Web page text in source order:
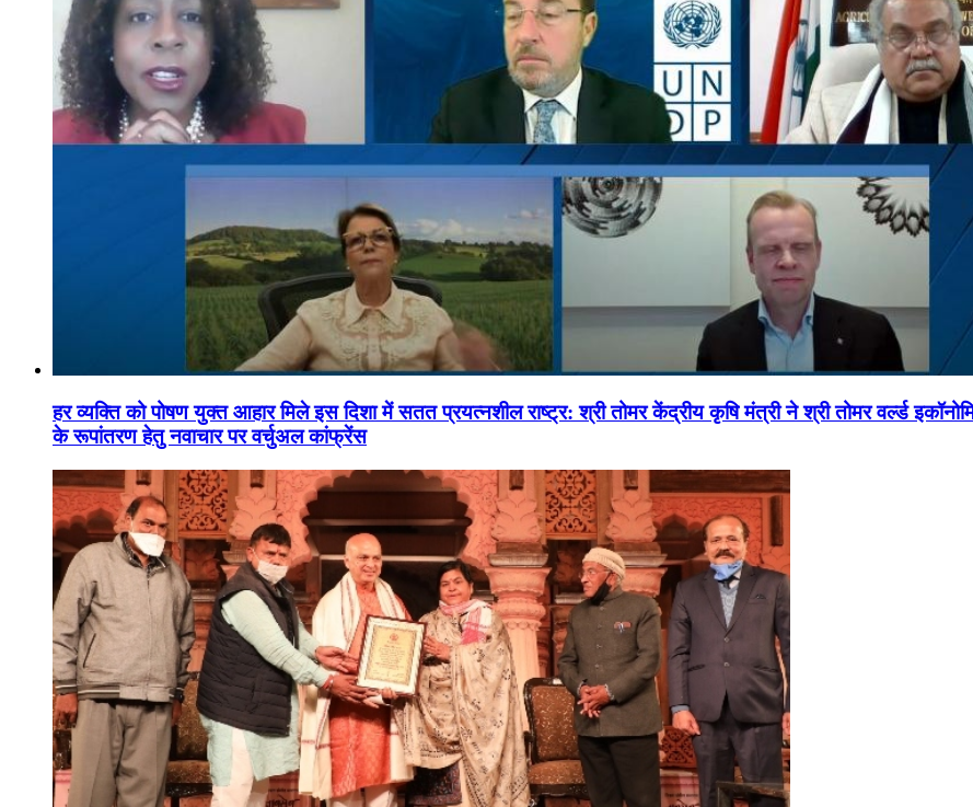
हर व्यक्ति को पोषण युक्त आहार मिले इस दिशा में सतत प्रयत्नशील राष्ट्र: श्री तोमर केंद्रीय कृषि मंत्री ने श्री तोमर वर्ल्ड
के रूपांतरण हेतु नवाचार पर वर्चुअल कांफ्रेंस